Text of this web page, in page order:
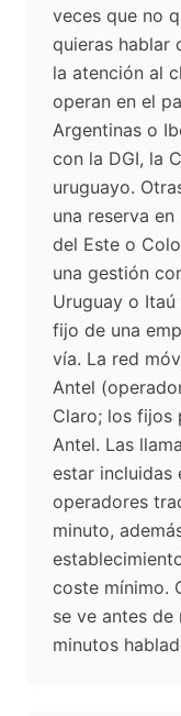
veces que no
quieras hablar
la atención al
operan en el
Argentinas o
con la DGI, la
uruguayo.
una reserva
del Este o
una gestión
Uruguay o
fijo de una
vía. La red
Antel
Claro; los fijos
Antel. Las
estar incluidas
operadores
minuto,
coste mínimo.
se ve antes
minutos